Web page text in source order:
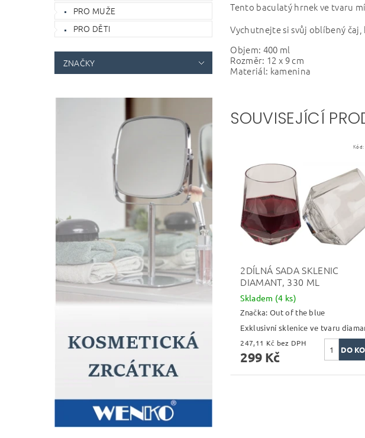
PRO MUŽE
PRO DĚTI
ZNAČKY
Tento baculatý hrnek ve tvaru
Vychutnejte si svůj oblíbený
Objem: 400 ml
Rozměr: 12 x 9 cm
Materiál: kamenina
SOUVISEJÍCÍ
Kód:
2DÍLNÁ SADA SKLENIC
DIAMANT, 330 ML
Skladem (4 ks)
Značka: Out of the blue
Exklusivní sklenice ve tvaru
247,11 Kč bez DPH
299 Kč